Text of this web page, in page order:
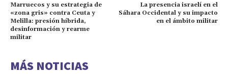
Marruecos y su estrategia de
«zona gris» contra Ceuta y
Melilla: presión híbrida,
desinformación y rearme
militar
La presencia israelí en el
Sáhara Occidental y su impacto
en el ámbito militar
MÁS NOTICIAS